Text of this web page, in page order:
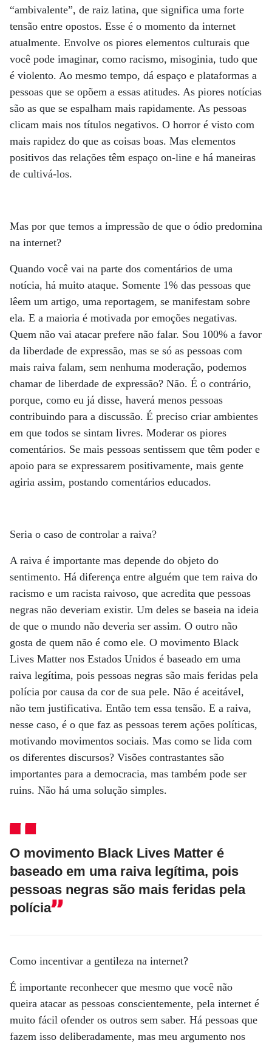
“ambivalente”, de raiz latina, que significa uma forte
tensão entre opostos. Esse é o momento da internet
atualmente. Envolve os piores elementos culturais que
você pode imaginar, como racismo, misoginia, tudo que
é violento. Ao mesmo tempo, dá espaço e plataformas a
pessoas que se opõem a essas atitudes. As piores notícias
são as que se espalham mais rapidamente. As pessoas
clicam mais nos títulos negativos. O horror é visto com
mais rapidez do que as coisas boas. Mas elementos
positivos das relações têm espaço on-line e há maneiras
de cultivá-los.
Mas por que temos a impressão de que o ódio predomina
na internet?
Quando você vai na parte dos comentários de uma
notícia, há muito ataque. Somente 1% das pessoas que
lêem um artigo, uma reportagem, se manifestam sobre
ela. E a maioria é motivada por emoções negativas.
Quem não vai atacar prefere não falar. Sou 100% a favor
da liberdade de expressão, mas se só as pessoas com
mais raiva falam, sem nenhuma moderação, podemos
chamar de liberdade de expressão? Não. É o contrário,
porque, como eu já disse, haverá menos pessoas
contribuindo para a discussão. É preciso criar ambientes
em que todos se sintam livres. Moderar os piores
comentários. Se mais pessoas sentissem que têm poder e
apoio para se expressarem positivamente, mais gente
agiria assim, postando comentários educados.
Seria o caso de controlar a raiva?
A raiva é importante mas depende do objeto do
sentimento. Há diferença entre alguém que tem raiva do
racismo e um racista raivoso, que acredita que pessoas
negras não deveriam existir. Um deles se baseia na ideia
de que o mundo não deveria ser assim. O outro não
gosta de quem não é como ele. O movimento Black
Lives Matter nos Estados Unidos é baseado em uma
raiva legítima, pois pessoas negras são mais feridas pela
polícia por causa da cor de sua pele. Não é aceitável,
não tem justificativa. Então tem essa tensão. E a raiva,
nesse caso, é o que faz as pessoas terem ações políticas,
motivando movimentos sociais. Mas como se lida com
os diferentes discursos? Visões contrastantes são
importantes para a democracia, mas também pode ser
ruins. Não há uma solução simples.
O movimento Black Lives Matter é
baseado em uma raiva legítima, pois
pessoas negras são mais feridas pela
polícia
Como incentivar a gentileza na internet?
É importante reconhecer que mesmo que você não
queira atacar as pessoas conscientemente, pela internet é
muito fácil ofender os outros sem saber. Há pessoas que
fazem isso deliberadamente, mas meu argumento nos